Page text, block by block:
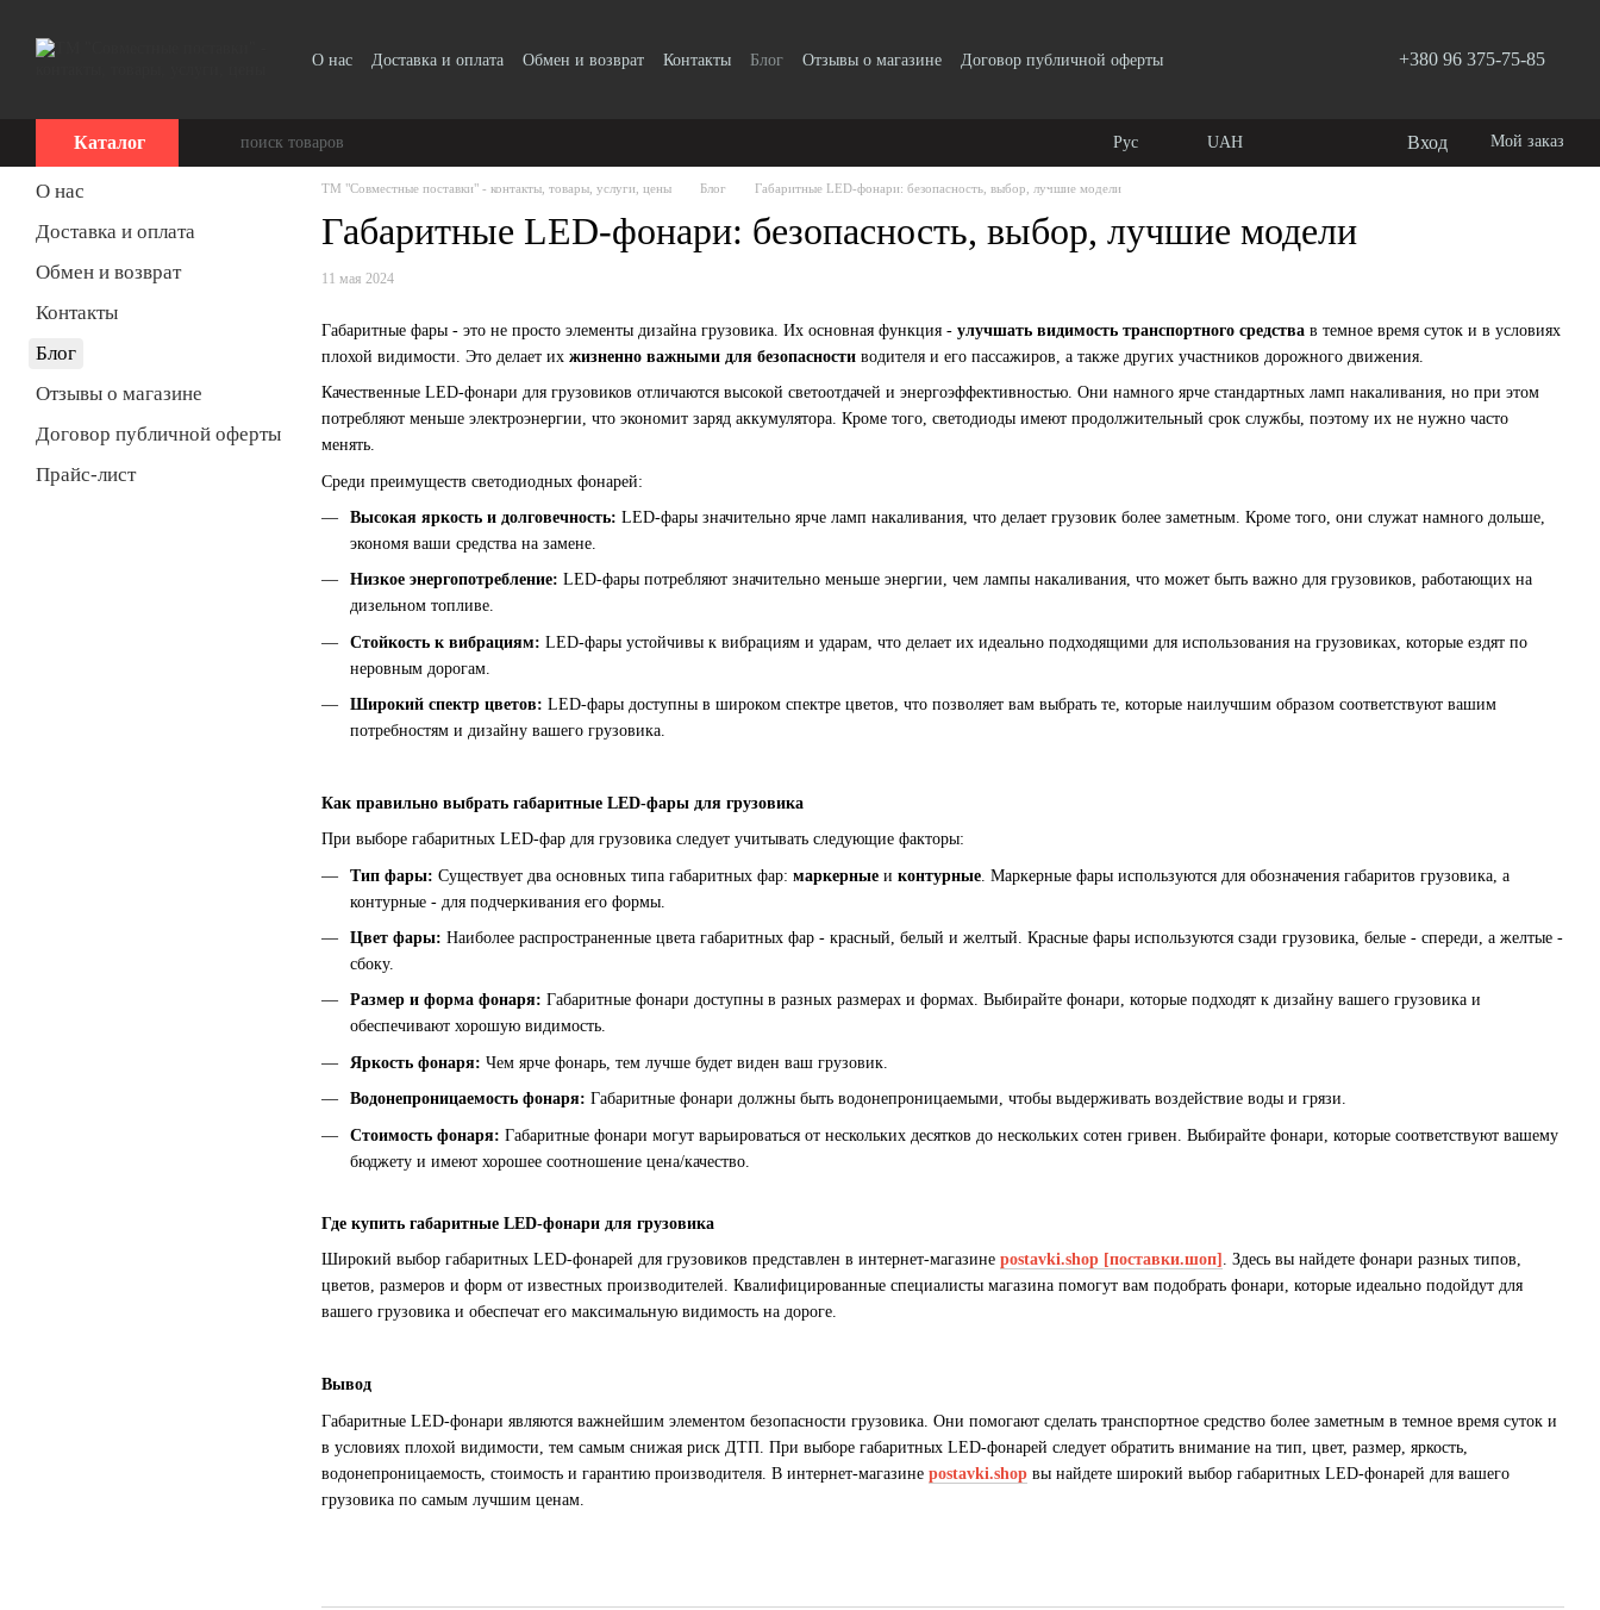
О нас Доставка и оплата Обмен и возврат Контакты Блог Отзывы о магазине
Договор публичной оферты
+380 96 375-75-85
Каталог Рус UAH Вход Мой заказ
ТМ "Совместные поставки" - контакты, товары, услуги, цены Блог Габаритные LED-фонари: безопасность, выбор, лучшие модели
Габаритные LED-фонари: безопасность, выбор, лучшие модели
11 мая 2024
Габаритные фары - это не просто элементы дизайна грузовика. Их основная функция - улучшать видимость транспортного средства в темное время суток и в условиях
плохой видимости. Это делает их жизненно важными для безопасности водителя и его пассажиров, а также других участников дорожного движения.
Качественные LED-фонари для грузовиков отличаются высокой светоотдачей и энергоэффективностью. Они намного ярче стандартных ламп накаливания, но при этом
потребляют меньше электроэнергии, что экономит заряд аккумулятора. Кроме того, светодиоды имеют продолжительный срок службы, поэтому их не нужно часто
менять.
Среди преимуществ светодиодных фонарей:
Высокая яркость и долговечность: LED-фары значительно ярче ламп накаливания, что делает грузовик более заметным. Кроме того, они служат намного дольше,
экономя ваши средства на замене.
Низкое энергопотребление: LED-фары потребляют значительно меньше энергии, чем лампы накаливания, что может быть важно для грузовиков, работающих на
дизельном топливе.
Стойкость к вибрациям: LED-фары устойчивы к вибрациям и ударам, что делает их идеально подходящими для использования на грузовиках, которые ездят по
неровным дорогам.
Широкий спектр цветов: LED-фары доступны в широком спектре цветов, что позволяет вам выбрать те, которые наилучшим образом соответствуют вашим
потребностям и дизайну вашего грузовика.
Как правильно выбрать габаритные LED-фары для грузовика
При выборе габаритных LED-фар для грузовика следует учитывать следующие факторы:
Тип фары: Существует два основных типа габаритных фар: маркерные и контурные . Маркерные фары используются для обозначения габаритов грузовика, а
контурные - для подчеркивания его формы.
Цвет фары: Наиболее распространенные цвета габаритных фар - красный, белый и желтый. Красные фары используются сзади грузовика, белые - спереди, а желтые -
сбоку.
Размер и форма фонаря: Габаритные фонари доступны в разных размерах и формах. Выбирайте фонари, которые подходят к дизайну вашего грузовика и
обеспечивают хорошую видимость.
Яркость фонаря: Чем ярче фонарь, тем лучше будет виден ваш грузовик.
Водонепроницаемость фонаря: Габаритные фонари должны быть водонепроницаемыми, чтобы выдерживать воздействие воды и грязи.
Стоимость фонаря: Габаритные фонари могут варьироваться от нескольких десятков до нескольких сотен гривен. Выбирайте фонари, которые соответствуют вашему
бюджету и имеют хорошее соотношение цена/качество.
Где купить габаритные LED-фонари для грузовика
Широкий выбор габаритных LED-фонарей для грузовиков представлен в интернет-магазине postavki.shop [поставки.шоп] . Здесь вы найдете фонари разных типов,
цветов, размеров и форм от известных производителей. Квалифицированные специалисты магазина помогут вам подобрать фонари, которые идеально подойдут для
вашего грузовика и обеспечат его максимальную видимость на дороге.
Вывод
Габаритные LED-фонари являются важнейшим элементом безопасности грузовика. Они помогают сделать транспортное средство более заметным в темное время суток и
в условиях плохой видимости, тем самым снижая риск ДТП. При выборе габаритных LED-фонарей следует обратить внимание на тип, цвет, размер, яркость,
водонепроницаемость, стоимость и гарантию производителя. В интернет-магазине postavki.shop вы найдете широкий выбор габаритных LED-фонарей для вашего
грузовика по самым лучшим ценам.
О нас
Доставка и оплата
Обмен и возврат
Контакты
Блог
Отзывы о магазине
Договор публичной оферты
Прайс-лист